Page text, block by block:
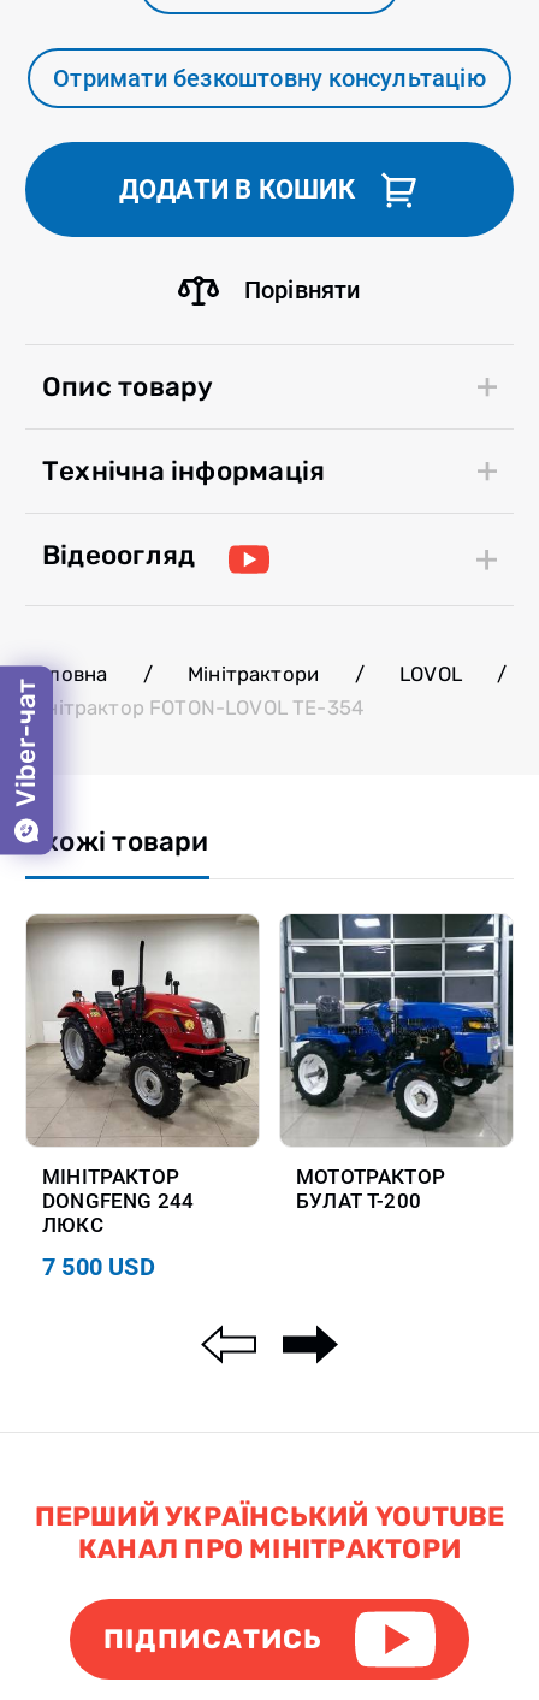
Отримати безкоштовну консультацію
ДОДАТИ В КОШИК
Порівняти
Опис товару
Технічна інформація
Відеоогляд
Головна / Мінітрактори / LOVOL
/
Мінітрактор FOTON-LOVOL TE-354
Схожі товари
МІНІТРАКТОР
DONGFENG 244
ЛЮКС
7 500 USD
МОТОТРАКТОР
БУЛАТ Т-200
Viber-чат
ПЕРШИЙ УКРАЇНСЬКИЙ YOUTUBE
КАНАЛ ПРО МІНІТРАКТОРИ
ПІДПИСАТИСЬ